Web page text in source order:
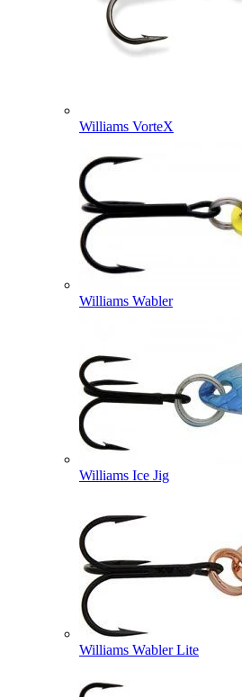
Williams VorteX
Williams Wabler
Williams Ice Jig
Williams Wabler Lite